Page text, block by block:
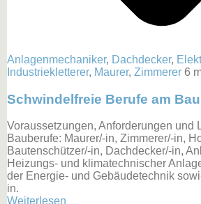
Anlagenmechaniker, Dachdecker,
Industriekletterer, Maurer, Zimmerer 6
Schwindelfreie Berufe am Bau
Voraussetzungen, Anforderungen und
Bauberufe: Maurer/-in, Zimmerer/-in,
Bautenschützer/-in, Dachdecker/-in,
Heizungs- und klimatechnischer
der Energie- und Gebäudetechnik
in.
Weiterlesen